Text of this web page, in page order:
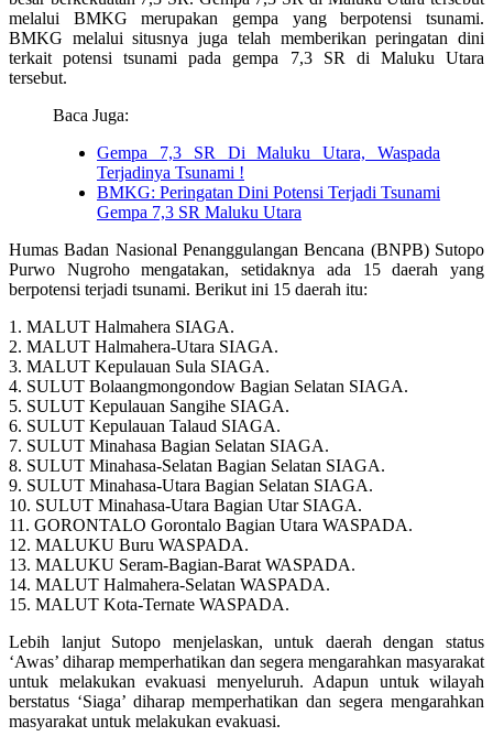
melalui BMKG merupakan gempa yang berpotensi tsunami.
BMKG melalui situsnya juga telah memberikan peringatan dini
terkait potensi tsunami pada gempa 7,3 SR di Maluku Utara
tersebut.
Baca Juga:
Gempa 7,3 SR Di Maluku Utara, Waspada
Terjadinya Tsunami !
BMKG: Peringatan Dini Potensi Terjadi Tsunami
Gempa 7,3 SR Maluku Utara
Humas Badan Nasional Penanggulangan Bencana (BNPB) Sutopo
Purwo Nugroho mengatakan, setidaknya ada 15 daerah yang
berpotensi terjadi tsunami. Berikut ini 15 daerah itu:
1. MALUT Halmahera SIAGA.
2. MALUT Halmahera-Utara SIAGA.
3. MALUT Kepulauan Sula SIAGA.
4. SULUT Bolaangmongondow Bagian Selatan SIAGA.
5. SULUT Kepulauan Sangihe SIAGA.
6. SULUT Kepulauan Talaud SIAGA.
7. SULUT Minahasa Bagian Selatan SIAGA.
8. SULUT Minahasa-Selatan Bagian Selatan SIAGA.
9. SULUT Minahasa-Utara Bagian Selatan SIAGA.
10. SULUT Minahasa-Utara Bagian Utar SIAGA.
11. GORONTALO Gorontalo Bagian Utara WASPADA.
12. MALUKU Buru WASPADA.
13. MALUKU Seram-Bagian-Barat WASPADA.
14. MALUT Halmahera-Selatan WASPADA.
15. MALUT Kota-Ternate WASPADA.
Lebih lanjut Sutopo menjelaskan, untuk daerah dengan status
‘Awas’ diharap memperhatikan dan segera mengarahkan masyarakat
untuk melakukan evakuasi menyeluruh. Adapun untuk wilayah
berstatus ‘Siaga’ diharap memperhatikan dan segera mengarahkan
masyarakat untuk melakukan evakuasi.